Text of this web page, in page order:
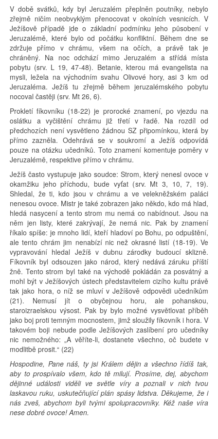
V době svátků, kdy byl Jeruzalém přeplněn poutníky, nebylo
zřejmě ničím neobvyklým přenocovat v okolních vesnicích. V
Ježíšově případě jde o základní podmínku jeho působení v
Jeruzalémě, které bylo od počátku konfliktní. Během dne se
zdržuje přímo v chrámu, všem na očích, a právě tak je
chráněný. Na noc odchází mimo Jeruzalém a střídá místa
pobytu (srv. L 19, 47-48). Betanie, kterou má evangelista na
mysli, ležela na východním svahu Olivové hory, asi 3 km od
Jeruzaléma. Ježíš tu zřejmě během jeruzalémského pobytu
nocoval častěji (srv. Mt 26, 6).
Prokletí fíkovníku (18-22) je prorocké znamení, po vjezdu na
oslátku a vyčištění chrámu již třetí v řadě. Na rozdíl od
předchozích není vysvětleno žádnou SZ připomínkou, která by
přímo zazněla. Odehrává se v soukromí a Ježíš odpovídá
pouze na otázku učedníků. Toto znamení komentuje poměry v
Jeruzalémě, respektive přímo v chrámu.
Ježíš často vystupuje jako soudce: Strom, který nenesl ovoce v
okamžiku jeho příchodu, bude vyťat (srv. Mt 3, 10, 7, 19).
Shledal, že ti, kdo jsou v chrámu a ve velekněžském paláci
nenesou ovoce. Mistr je také zobrazen jako někdo, kdo má hlad,
hledá nasycení a tento strom mu nemá co nabídnout. Jsou na
něm jen listy, které zakrývají, že nemá nic. Pak by znamení
říkalo spíše: je mnoho lidí, kteří hladoví po Bohu, po odpuštění,
ale tento chrám jim nenabízí nic než okrasné listí (18-19). Ve
vypravování hledal Ježíš v dubnu zárodky budoucí sklizně.
Fíkovník byl odsouzen jako národ, který nedává záruku příští
žně. Tento strom byl také na východě pokládán za posvátný a
mohl být v Ježíšových ústech představitelem cizího kultu právě
tak jako hora, o níž se mluví v Ježíšově odpovědi učedníkům
(21). Nemusí jít o obyčejnou horu, ale pohanskou,
staroizraelskou výsost. Pak by bylo možné vysvětlovat příběh
jako boj proti temným mocnostem, jimž sloužily fíkovník i hora. V
takovém boji nebude podle Ježíšových zaslíbení pro učedníky
nic nemožného: „A věříte-li, dostanete všechno, oč budete v
modlitbě prosit.“ (22)
Hospodine, Pane náš, ty jsi Králem dějin a všechno řídíš tak,
aby to prospívalo všem, kdo tě milují. Prosíme, dej, abychom
dějinné události viděli ve světle víry a poznali v nich tvou
laskavou ruku, uskutečňující plán spásy lidstva. Děkujeme, že i
nás zveš, abychom byli tvými spolupracovníky. Kéž naše víra
nese dobré ovoce! Amen.